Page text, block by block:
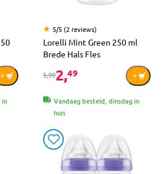
in
5/5 (2 reviews)
Lorelli Mint Green 250 ml
Brede Hals Fles
5,992,49
Vandaag besteld, dinsdag in
huis